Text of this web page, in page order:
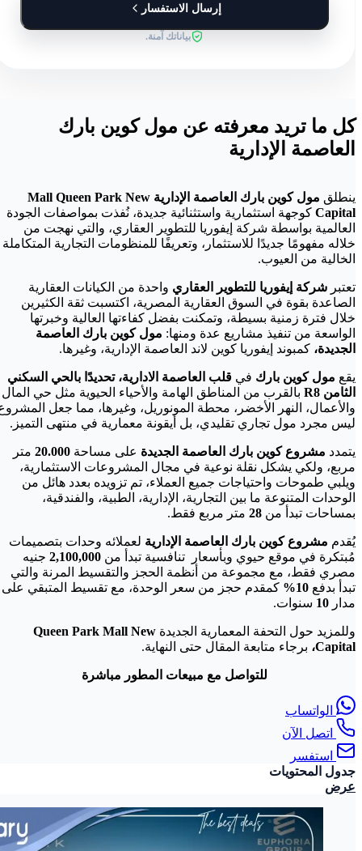
إرسال الاستفسار
بياناتك آمنة.
كل ما تريد معرفته عن مول كوين بارك
العاصمة الإدارية
ينطلق
مول كوين بارك العاصمة الإدارية Mall Queen Park New
Capital كوجهة استثمارية واستثنائية جديدة، نُفذت بمواصفات الجودة
العالمية بواسطة شركة إيفوريا للتطوير العقاري، والتي نهجت من
خلاله مفهومًا جديدًا للاستثمار، وتعريفًا للمنظومات التجارية المتكاملة
الخالية من العيوب.
تعتبر شركة إيفوريا للتطوير العقاريواحدة من الكيانات العقارية
الصاعدة بقوة في السوق العقارية المصرية، اكتسبت ثقة الكثيرين
خلال فترة زمنية بسيطة، وتمكنت بفضل كفاءتها العالية وخبرتها
الواسعة من تنفيذ مشاريع عدة ومنها:مول كوين بارك العاصمة
الجديدة،كمبوند إيفوريا كوين لاند العاصمة الإدارية، وغيرها.
يقعمول كوين باركفي قلب العاصمة الادارية، تحديدًا بالحي السكني
الثامن R8
بالقرب من المناطق الهامة والأحياء الحيوية مثل حي المال
والأعمال، النهر الأخضر، محطة المونوريل، وغيرها، مما جعل المشروع
ليس مجرد مول تجاري تقليدي، بل أيقونة معمارية في منتهى التميز.
يتمددمشروع كوين بارك العاصمة الجديدةعلى مساحة20.000 متر
مربع، ولكي يشكل نقلة نوعية في مجال المشروعات الاستثمارية،
ويلبي طموحات واحتياجات جميع العملاء، تم تزويده بعدد هائل من
الوحدات المتنوعة ما بين التجارية، الإدارية، الطبية، والفندقية،
بمساحات تبدأ من28 متر مربع فقط.
يُقدممشروع كوين بارك العاصمة الإداريةلعملائه وحدات بتصميمات
مُبتكرة في موقع حيوي وبأسعار تنافسية تبدأ من2,100,000 جنيه
مصري فقط، مع مجموعة من أنظمة الحجز والتقسيط المرنة والتي
تبدأ بدفع10%
كمقدم حجز من سعر الوحدة، مع تقسيط المتبقي على
مدار 10 سنوات.
وللمزيد حول التحفة المعمارية الجديدةQueen Park Mall New
Capital، برجاء متابعة المقال حتى النهاية.
للتواصل مع مبيعات المطور مباشرة
الواتساب
اتصل الآن
استفسر
جدول المحتويات
عرض